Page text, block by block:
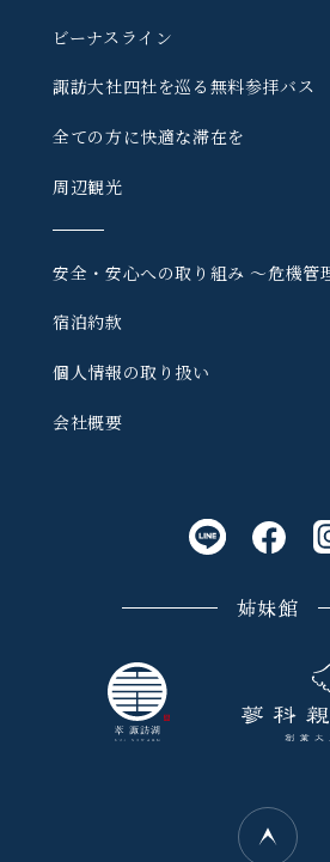
ビーナスライン
諏訪大社四社を巡る 無料参拝バス
全ての方に快適な滞在を
周辺観光
安全・安心への取り組み 〜危機管
宿泊約款
個人情報の取り扱い
会社概要
姉妹館